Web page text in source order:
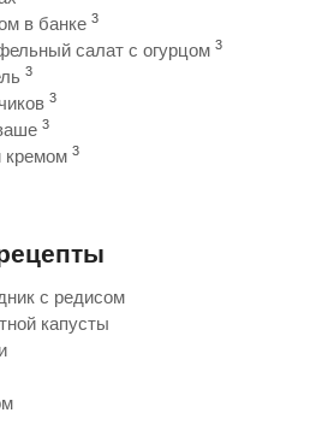
в банке 3
салат с огурцом 3
3
3
3
кремом 3
с редисом
капусты